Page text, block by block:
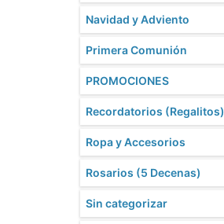
Navidad y Adviento
Primera Comunión
PROMOCIONES
Recordatorios (Regalitos)
Ropa y Accesorios
Rosarios (5 Decenas)
Sin categorizar